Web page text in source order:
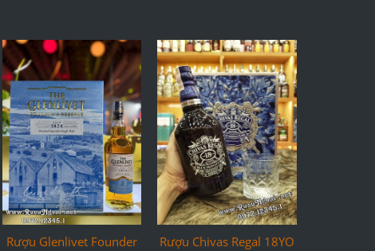
Rượu Glenlivet Founder
Rượu Chivas Regal 18YO